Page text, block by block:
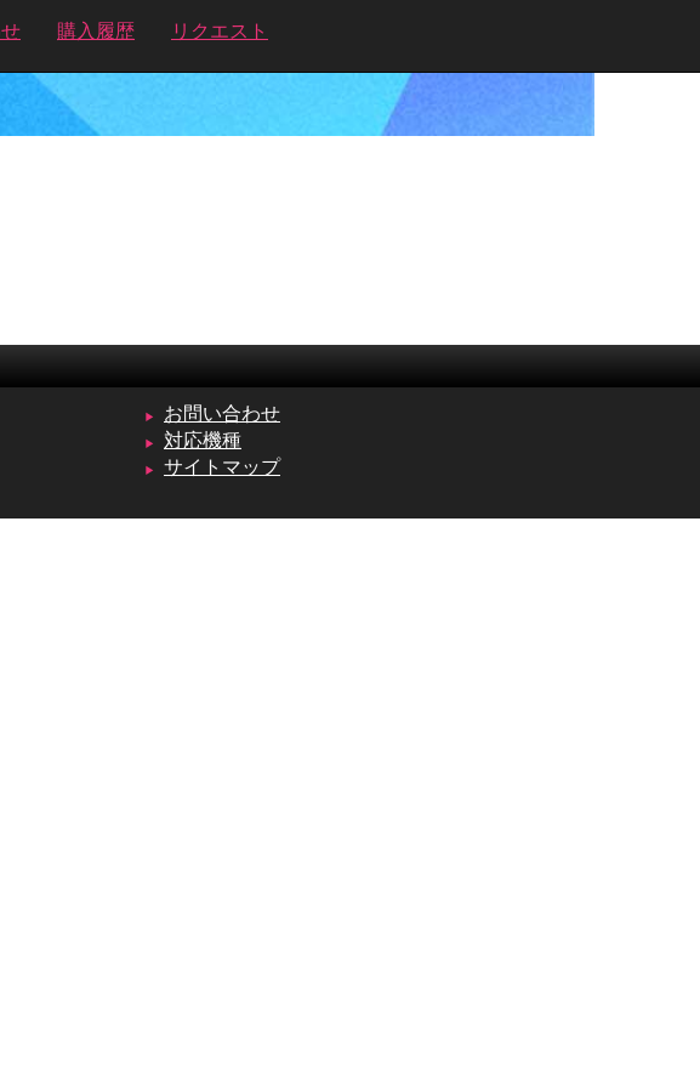
購入履歴 リクエスト
お問い合わせ
対応機種
サイトマップ